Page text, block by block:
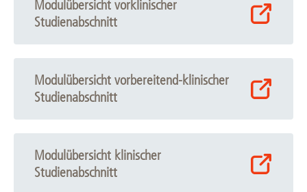
Modulübersicht vorklinischer
Studienabschnitt
Modulübersicht vorbereitend-klinischer
Studienabschnitt
Modulübersicht klinischer
Studienabschnitt